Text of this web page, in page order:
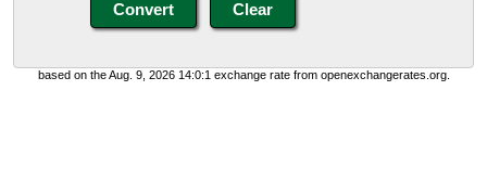
based on the Aug. 9, 2026 14:0:1 exchange rate from openexchangerates.org.